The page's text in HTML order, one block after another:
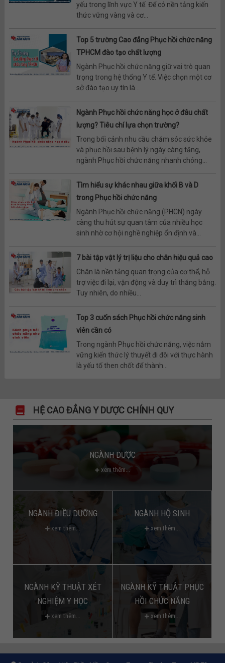
yếu trong lĩnh vực Y tế. Để có nền tảng kiến
thức vững vàng và cơ...
Top 5 trường Cao đẳng Phục hồi chức năng
TPHCM đào tạo chất lượng
Ngành Phục hồi chức năng giữ vai trò quan
trọng trong hệ thống Y tế. Việc chọn một cơ
sở đào tạo uy tín là...
Ngành Phục hồi chức năng học ở đâu chất
lượng? Tiêu chí lựa chọn trường?
Trong bối cảnh nhu cầu chăm sóc sức khỏe
và phục hồi sau bệnh lý ngày càng tăng,
ngành Phục hồi chức năng nhanh chóng...
Tìm hiểu sự khác nhau giữa khối B và D
trong Phục hồi chức năng
Ngành Phục hồi chức năng (PHCN) ngày
càng thu hút sự quan tâm của nhiều học
sinh nhờ cơ hội nghề nghiệp ổn định và...
7 bài tập vật lý trị liệu cho chân hiệu quả cao
Chân là nền tảng quan trọng của cơ thể, hỗ
trợ việc đi lại, vận động và duy trì thăng bằng.
Tuy nhiên, do nhiều...
Top 3 cuốn sách Phục hồi chức năng sinh
viên cần có
Trong ngành Phục hồi chức năng, việc nắm
vững kiến thức lý thuyết đi đôi với thực hành
là yếu tố then chốt để thành...
HỆ CAO ĐẲNG Y DƯỢC CHÍNH QUY
NGÀNH DƯỢC
xem thêm...
NGÀNH ĐIỀU DƯỠNG
xem thêm...
NGÀNH HỘ SINH
xem thêm...
NGÀNH KỸ THUẬT XÉT
NGHIỆM Y HỌC
xem thêm...
NGÀNH KỸ THUẬT PHỤC
HỒI CHỨC NĂNG
xem thêm...